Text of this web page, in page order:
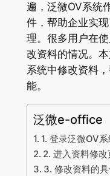
遍，泛微OV系统
件，帮助企业实
理。很多用户在
改资料的情况。
系统中修改资料
能。
泛微e-office
1. 登录泛微OV
2. 进入资料修改
3. 修改资料的